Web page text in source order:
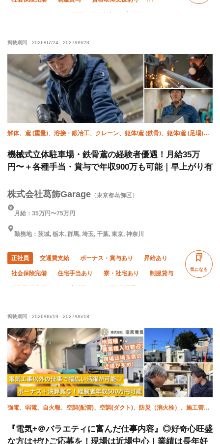
ピアス・ネイルOK 髪型・髪色自由 未経験OK
年末年始休暇 車・バイク通勤OK
掲載期間： 2026/07/24 - 2027/09/23
解体、鳶 (重量)、溶接・鍛冶工、クレーン、躯体/鳶 (鉄骨)、躯体/鳶 (足場)、
機械式立体駐車場・鉄骨鳶の経験者優遇！月給35万
円〜＋各種手当・賞与で年収900万も可能｜早上がり有
株式会社葛飾Garage （東京都葛飾区）
月給：35万円〜75万円
勤務地：茨城, 栃木, 群馬, 埼玉, 千葉, 東京, 神奈川
正社員 交通費支給 ボーナス・賞与あり 昇給あり
社会保険完備 住宅手当あり 寮・社宅あり 制服貸与
年末年始休暇 車・バイク通勤OK
気になる
掲載期間： 2026/06/19 - 2027/06/18
強電、弱電、自火報、空調(配管)、空調(ダクト)、防災（消火栓）、施工管理
『電気+＠バラエティに富んだ仕事内容』◎好奇心旺盛
な方はぜひご応募を！現場は近場中心！業績は長年好